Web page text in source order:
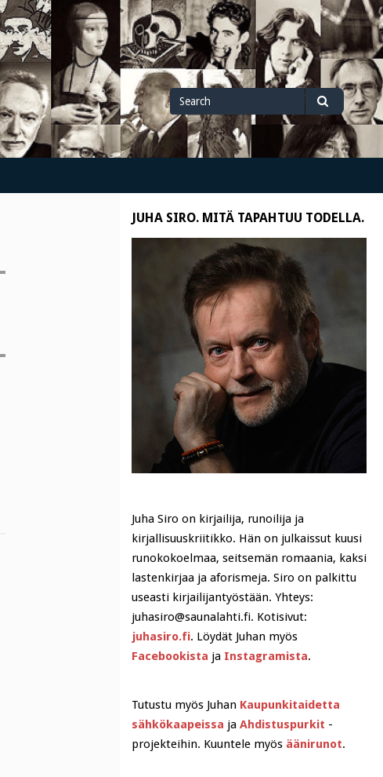
Search
for
Search
JUHA SIRO. MITÄ TAPAHTUU TODELLA.
Juha Siro on kirjailija, runoilija ja
kirjallisuuskriitikko. Hän on julkaissut kuusi
runokokoelmaa, seitsemän romaania, kaksi
lastenkirjaa ja aforismeja. Siro on palkittu
useasti kirjailijantyöstään. Yhteys:
juhasiro@saunalahti.fi. Kotisivut:
juhasiro.fi. Löydät Juhan myös
Facebookista ja Instagramista.
Tutustu myös Juhan Kaupunkitaidetta
sähkökaapeissa ja Ahdistuspurkit -
projekteihin. Kuuntele myös äänirunot.